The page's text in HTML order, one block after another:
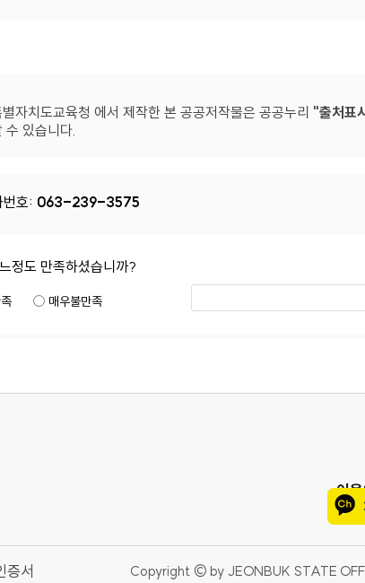
자치도교육청 에서 제작한 본 공공저작물은 공공누리 출처표
수 있습니다.
호: 063-239-3575
정도 만족하셨습니까?
매우불만족
이
증서 Copyright © by JEONBUK STATE